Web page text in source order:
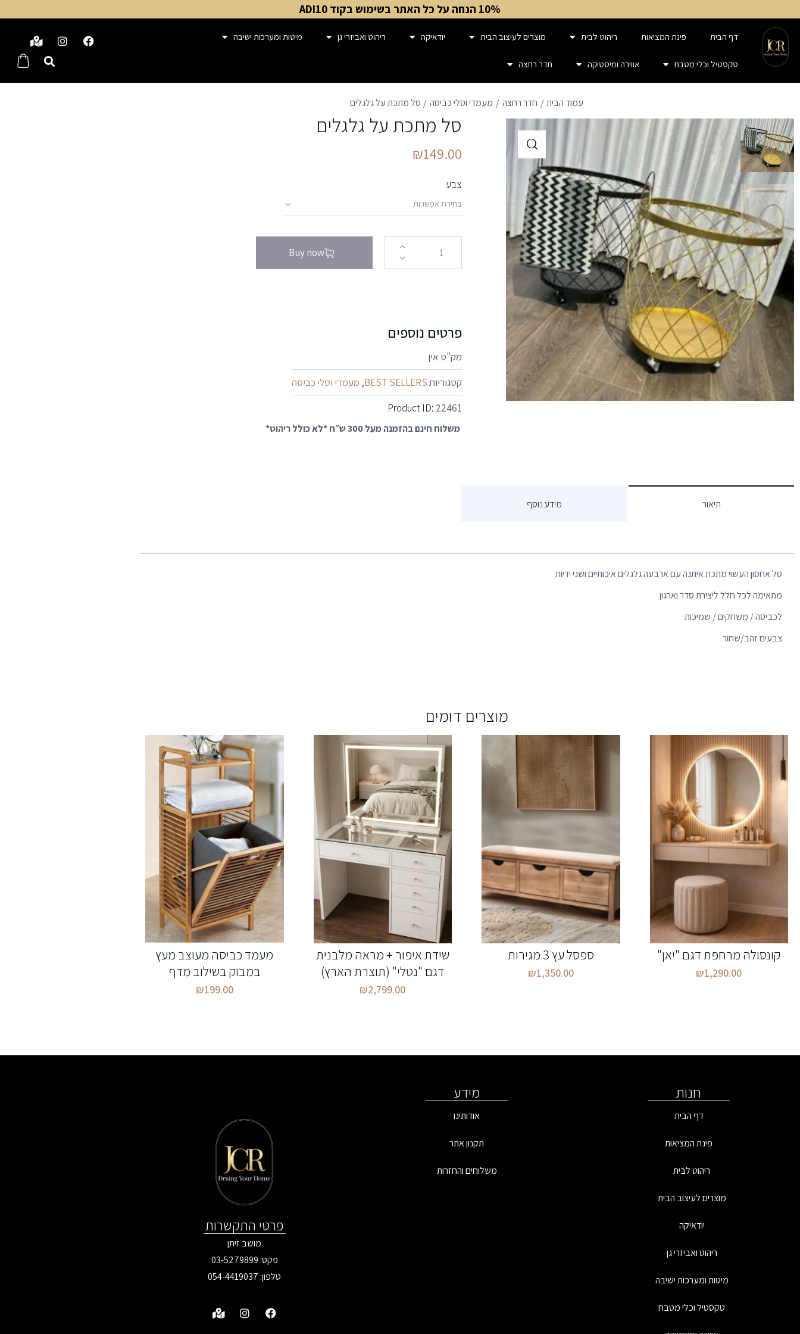
10% הנחה על כל האתר בשימוש בקוד ADI10
דף הבית פינת המציאות ריהוט לבית מוצרים לעיצוב הבית יודאיקה ריהוט ואביזרי גן מיטות ומערכות ישיבה
טקסטיל וכלי מטבח אווירה ומיסטיקה חדר רחצה
עמוד הבית חדר רחצה מעמדי וסלי כביסה סל מתכת על גלגלים
סל מתכת על גלגלים
₪149.00
צבע
Buy now
פרטים נוספים
מק"ט אין
קטגוריותBEST SELLERS
, מעמדי וסלי כביסה
Product ID: 22461
משלוח חינם בהזמנה מעל 300 ש״ח *לא כולל ריהוט*
תיאור מידע נוסף
סל אחסון העשוי מתכת איתנה עם ארבעה גלגלים איכותיים ושני ידיות
מתאימה לכל חלל ליצירת סדר וארגון
לכביסה / משחקים / שמיכות
צבעים זהב/שחור
מוצרים דומים
קונסולה מרחפת דגם "יאן"
₪1,290.00
ספסל עץ 3 מגירות
₪1,350.00
שידת איפור + מראה מלבנית
דגם "נטלי" (תוצרת הארץ)
₪2,799.00
מעמד כביסה מעוצב מעץ
במבוק בשילוב מדף
₪199.00
חנות
דף הבית
פינת המציאות
ריהוט לבית
מוצרים לעיצוב הבית
יודאיקה
ריהוט ואביזרי גן
מיטות ומערכות ישיבה
טקסטיל וכלי מטבח
מידע
אודותינו
תקנון אתר
משלוחים והחזרות
פרטי התקשרות
מושב זיתן
פקס: 03-5279899
טלפון: 054-4419037